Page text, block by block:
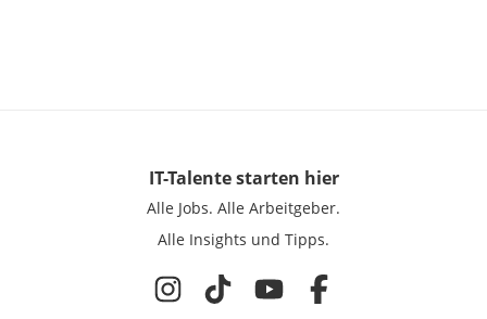
IT-Talentestarten hier
Alle Jobs. Alle Arbeitgeber.
Alle Insights und Tipps.